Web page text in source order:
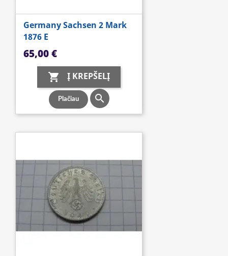
Germany Sachsen 2 Mark
1876 E
Kaina
65,00 €
 Į KREPŠELĮ
Plačiau 